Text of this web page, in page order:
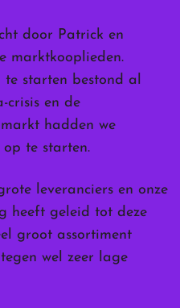
door Patrick en
marktkooplieden.
te starten bestond al
crisis en de
hadden we
te starten.
leveranciers en onze
heeft geleid tot deze
groot assortiment
wel zeer lage